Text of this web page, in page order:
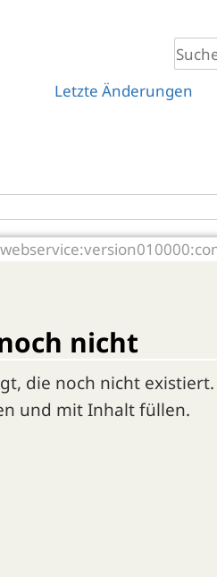
Letzte Änderungen
nicht
die noch nicht
und mit Inhalt füllen.